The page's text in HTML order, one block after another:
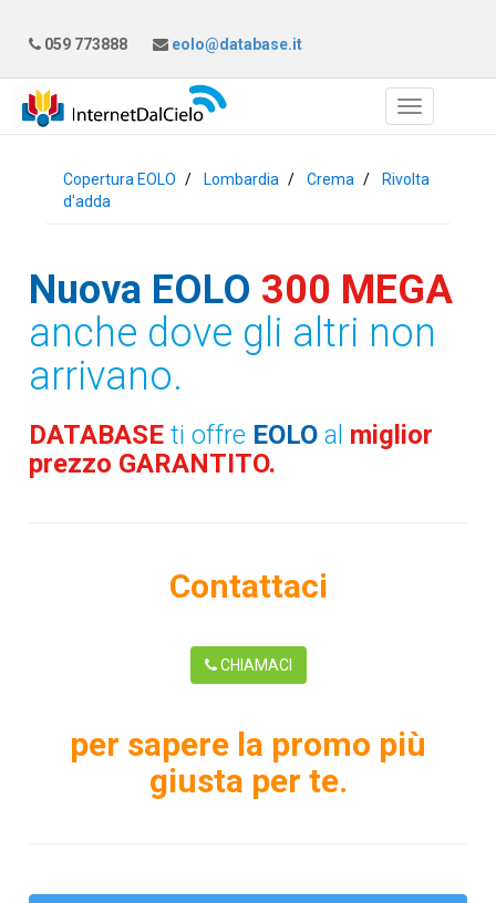
059 773888 eolo@database.it
Copertura EOLO Lombardia Crema
Rivolta
d'adda
Nuova EOLO 300 MEGA
anche dove gli altri non
arrivano.
DATABASEti offre EOLO al miglior
prezzo GARANTITO.
Contattaci
CHIAMACI
per sapere la promo più
giusta per te.